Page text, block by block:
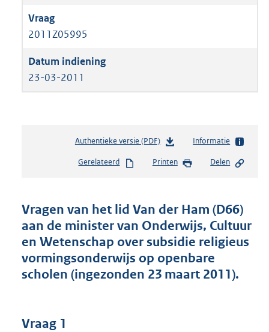
2011Z05995
23-03-2011
Authentieke versie (PDF)b
s
n
d
s
g
r
o
Informatie
Gerelateerd Printen Delen
Vragen van het lid Van der Ham (D66)
aan de minister van Onderwijs, Cultuur
en Wetenschap over subsidie religieus
vormingsonderwijs op openbare
scholen (ingezonden 23 maart 2011).
Vraag 1